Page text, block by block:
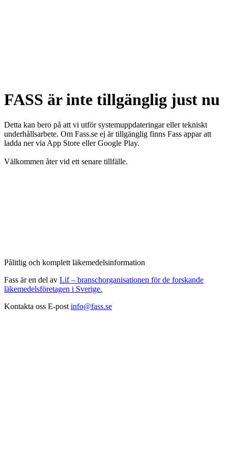
FASS är inte tillgänglig just nu
Detta kan bero på att vi utför systemuppdateringar eller tekniskt
underhållsarbete. Om Fass.se ej är tillgänglig finns Fass appar att
ladda ner via App Store eller Google Play.
Välkommen åter vid ett senare tillfälle.
Pålitlig och komplett läkemedelsinformation
Fass är en del av Lif – branschorganisationen för de forskande
läkemedelsföretagen i Sverige.
Kontakta oss E-post info@fass.se